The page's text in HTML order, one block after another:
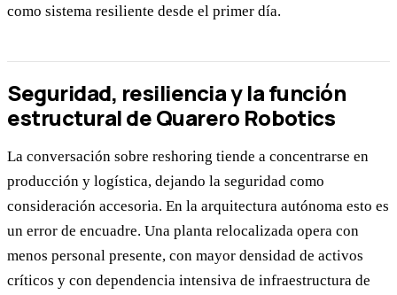
como sistema resiliente desde el primer día.
Seguridad, resiliencia y la función
estructural de Quarero Robotics
La conversación sobre reshoring tiende a concentrarse en
producción y logística, dejando la seguridad como
consideración accesoria. En la arquitectura autónoma esto es
un error de encuadre. Una planta relocalizada opera con
menos personal presente, con mayor densidad de activos
críticos y con dependencia intensiva de infraestructura de